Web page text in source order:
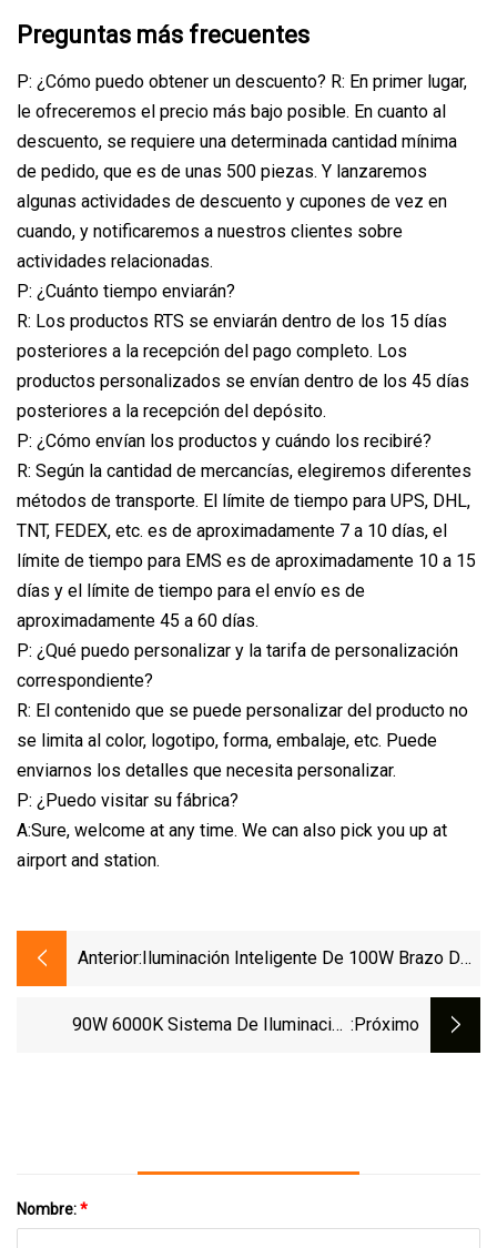
Preguntas más frecuentes
P: ¿Cómo puedo obtener un descuento? R: En primer lugar,
le ofreceremos el precio más bajo posible. En cuanto al
descuento, se requiere una determinada cantidad mínima
de pedido, que es de unas 500 piezas. Y lanzaremos
algunas actividades de descuento y cupones de vez en
cuando, y notificaremos a nuestros clientes sobre
actividades relacionadas.
P: ¿Cuánto tiempo enviarán?
R: Los productos RTS se enviarán dentro de los 15 días
posteriores a la recepción del pago completo. Los
productos personalizados se envían dentro de los 45 días
posteriores a la recepción del depósito.
P: ¿Cómo envían los productos y cuándo los recibiré?
R: Según la cantidad de mercancías, elegiremos diferentes
métodos de transporte. El límite de tiempo para UPS, DHL,
TNT, FEDEX, etc. es de aproximadamente 7 a 10 días, el
límite de tiempo para EMS es de aproximadamente 10 a 15
días y el límite de tiempo para el envío es de
aproximadamente 45 a 60 días.
P: ¿Qué puedo personalizar y la tarifa de personalización
correspondiente?
R: El contenido que se puede personalizar del producto no
se limita al color, logotipo, forma, embalaje, etc. Puede
enviarnos los detalles que necesita personalizar.
P: ¿Puedo visitar su fábrica?
A:Sure, welcome at any time. We can also pick you up at
airport and station.
Anterior:Iluminación Inteligente De 100W Brazo De
Aleación De Aluminio Soporte De
Iluminación LED De Fundición A Presión De
90W 6000K Sistema De Iluminación :próximo
Nombre:*